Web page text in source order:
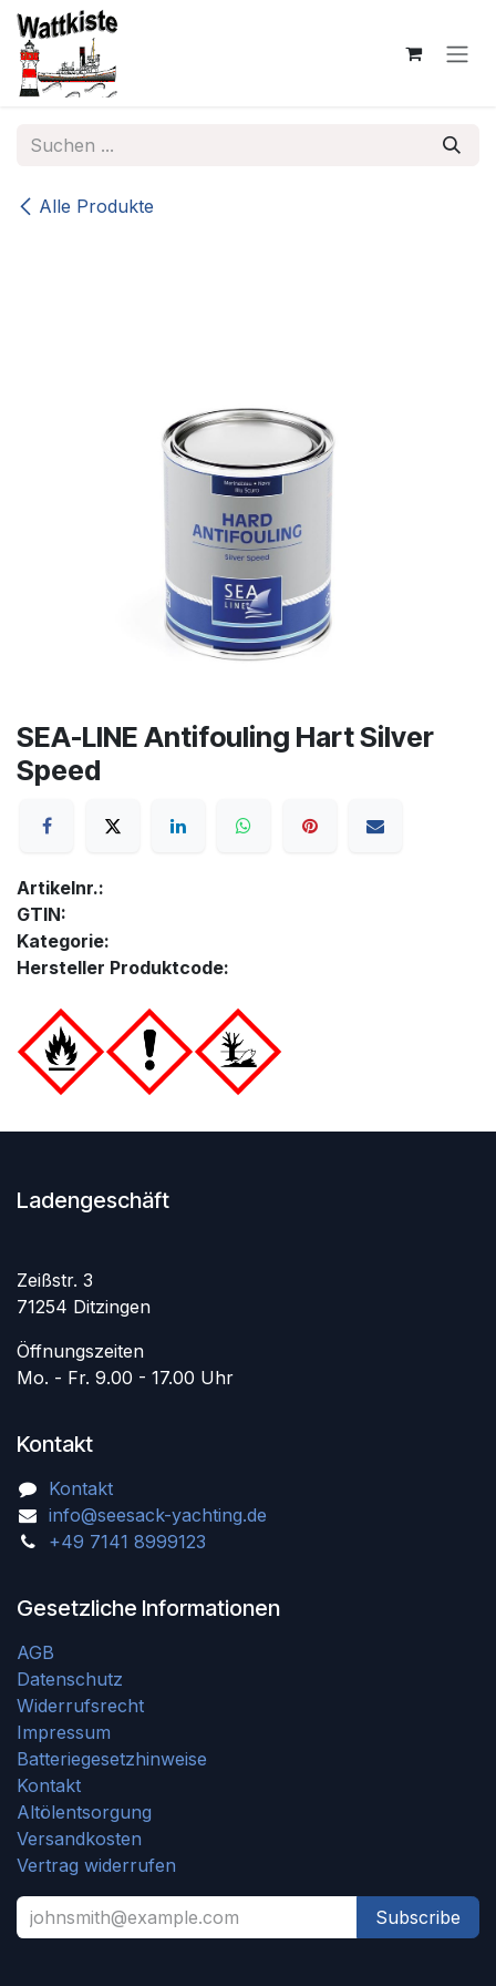
Zum Inhalt springen
Alle Produkte
SEA-LINE Antifouling Hart Silver
Speed
Artikelnr.:
GTIN:
Kategorie:
Hersteller Produktcode:
Ladengeschäft
Zeißstr. 3
71254 Ditzingen
Öffnungszeiten
Mo. - Fr. 9.00 - 17.00 Uhr
Kontakt
Kontakt
info@seesack-yachting.de
+49 7141 8999123
Gesetzliche Informationen
AGB
Datenschutz
Widerrufsrecht
Impressum
Batteriegesetzhinweise
Kontakt
Altölentsorgung
Versandkosten
Vertrag widerrufen
Subscribe